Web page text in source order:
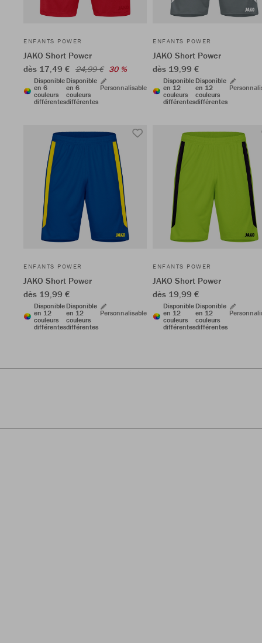
ENFANTS POWER
JAKO Short Power
dès 17,49 € 24,99 € 30 %
Disponible
en 6
couleurs
différentes
Disponible
en 6
couleurs
différentes
Personnalisable
ENFANTS POWER
JAKO Short Power
dès 19,99 €
Disponible
en 12
couleurs
différentes
Disponible
en 12
couleurs
différentes
ENFANTS POWER
JAKO Short Power
dès 19,99 €
Disponible
en 12
couleurs
différentes
Disponible
en 12
couleurs
différentes
Personnalisable
ENFANTS POWER
JAKO Short Power
dès 19,99 €
Disponible
en 12
couleurs
différentes
Disponible
en 12
couleurs
différentes